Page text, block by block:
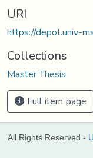
URI
https://depot.univ-
Collections
Master Thesis
Full item page
All Rights Reserved -